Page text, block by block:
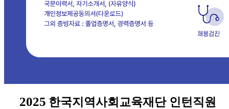
2025 한국지역사회교육재단 인턴직원